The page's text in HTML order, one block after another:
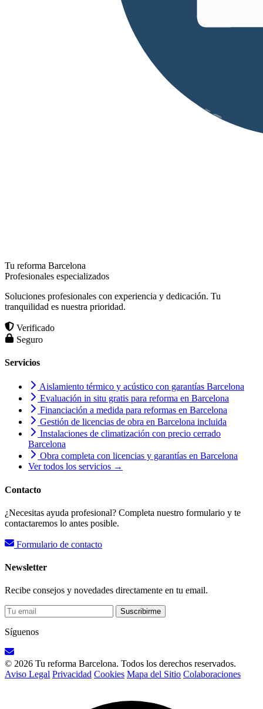
Tu reforma Barcelona
Profesionales especializados
Soluciones profesionales con experiencia y dedicación. Tu
tranquilidad es nuestra prioridad.
Verificado
Seguro
Servicios
Aislamiento térmico y acústico con garantías Barcelona
Evaluación in situ gratis para reforma en Barcelona
Financiación a medida para reformas en Barcelona
Gestión de licencias de obra en Barcelona incluida
Instalaciones de climatización con precio cerrado
Barcelona
Obra completa con licencias y garantías en Barcelona
Ver todos los servicios →
Contacto
¿Necesitas ayuda profesional? Completa nuestro formulario y te
contactaremos lo antes posible.
Formulario de contacto
Newsletter
Recibe consejos y novedades directamente en tu email.
Suscribirme
Síguenos
© 2026 Tu reforma Barcelona. Todos los derechos reservados.
Aviso Legal Privacidad Cookies Mapa del Sitio Colaboraciones